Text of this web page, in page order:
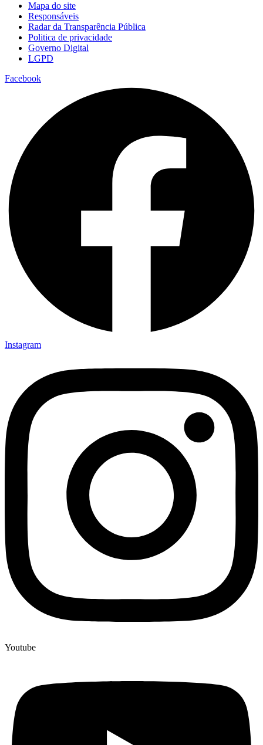
Mapa do site
Responsáveis
Radar da Transparência Pública
Politica de privacidade
Governo Digital
LGPD
Facebook
Instagram
Youtube